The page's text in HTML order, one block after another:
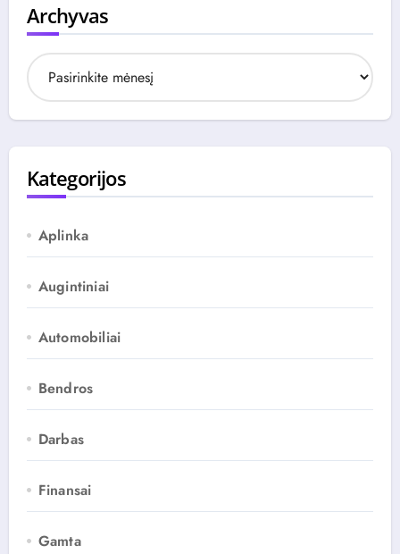
Archyvas
A
r
h
a
s
Kategorijos
Aplinka
Augintiniai
Automobiliai
Bendros
Darbas
Finansai
Gamta